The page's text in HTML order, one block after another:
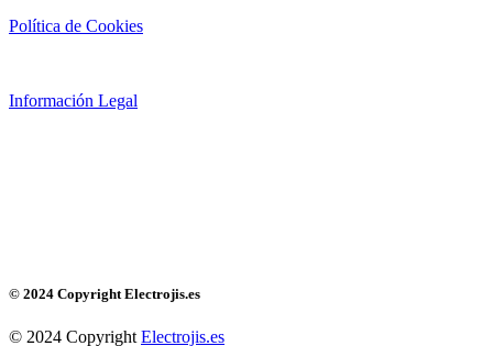
Política de Cookies
Información Legal
© 2024 Copyright Electrojis.es
© 2024 Copyright Electrojis.es